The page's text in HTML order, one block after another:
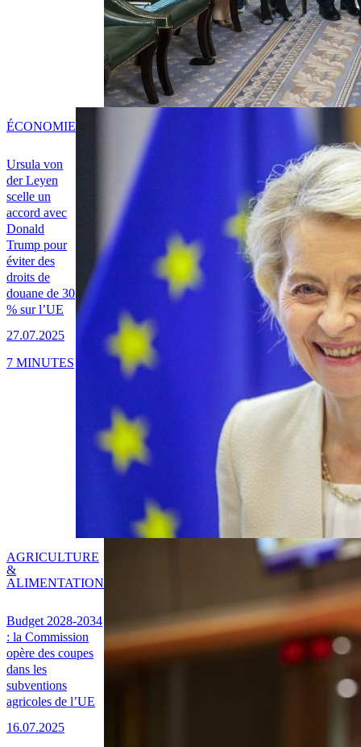
Ursula von
der Leyen
scelle un
accord avec
Donald
Trump pour
éviter des
droits de
douane de 30
% sur l’UE
27.07.2025
ÉCONOMIE
7 MINUTES
Budget 2028-2034
: la Commission
opère des coupes
dans les
subventions
agricoles de l’UE
16.07.2025
AGRICULTURE
&
ALIMENTATION